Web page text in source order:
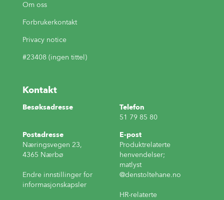
Om oss
Forbrukerkontakt
Privacy notice
#23408 (ingen tittel)
Kontakt
Besøksadresse
Telefon
51 79 85 80
Postadresse
Næringsvegen 23,
4365 Nærbø
Endre innstillinger for
informasjonskapsler
E-post
Produktrelaterte
henvendelser;
matlyst
@denstoltehane.no
HR-relaterte